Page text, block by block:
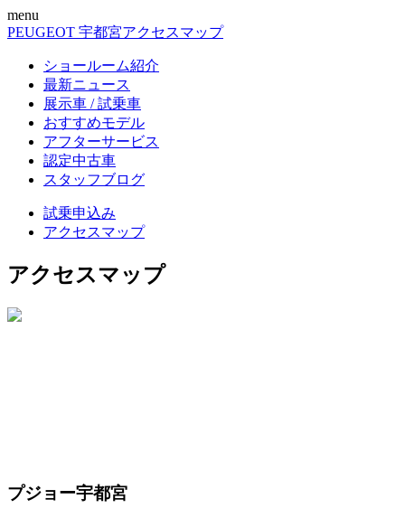
menu
PEUGEOT 宇都宮アクセスマップ
ショールーム紹介
最新ニュース
展示車 / 試乗車
おすすめモデル
アフターサービス
認定中古車
スタッフブログ
試乗申込み
アクセスマップ
アクセスマップ
プジョー宇都宮